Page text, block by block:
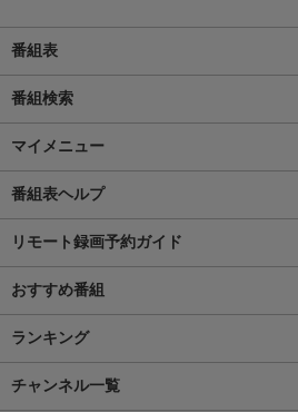
番組表
番組検索
マイメニュー
番組表ヘルプ
リモート録画予約ガイド
おすすめ番組
ランキング
チャンネル一覧